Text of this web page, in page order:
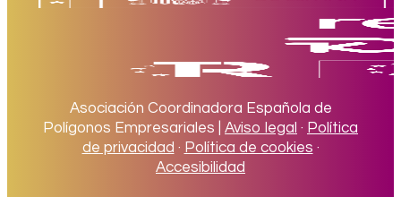
Asociación Coordinadora Española de
Polígonos Empresariales | Aviso legal · Política
de privacidad · Política de cookies ·
Accesibilidad